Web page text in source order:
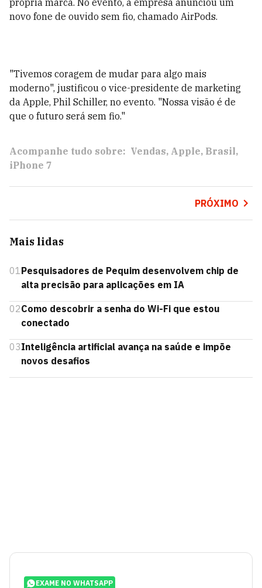
própria marca. No evento, a empresa anunciou um
novo fone de ouvido sem fio, chamado AirPods.
"Tivemos coragem de mudar para algo mais
moderno", justificou o vice-presidente de marketing
da Apple, Phil Schiller, no evento. "Nossa visão é de
que o futuro será sem fio."
Acompanhe tudo sobre: Vendas Apple Brasil
iPhone 7
PRÓXIMO
Mais lidas
01Pesquisadores de Pequim desenvolvem chip de
alta precisão para aplicações em IA
02Como descobrir a senha do Wi-Fi que estou
conectado
03Inteligência artificial avança na saúde e impõe
novos desafios
EXAME NO WHATSAPP